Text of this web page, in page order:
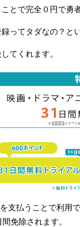
とで完全０円で勇
ってタダなの？と
てくれます。
支払うことで利用
免除されます。